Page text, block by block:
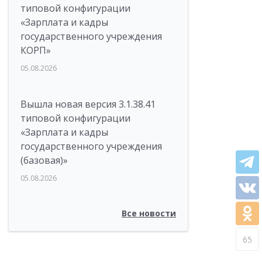
65
типовой конфигурации
«Зарплата и кадры
государственного учреждения
КОРП»
05.08.2026
Вышла новая версия 3.1.38.41
типовой конфигурации
«Зарплата и кадры
государственного учреждения
(базовая)»
05.08.2026
Все новости